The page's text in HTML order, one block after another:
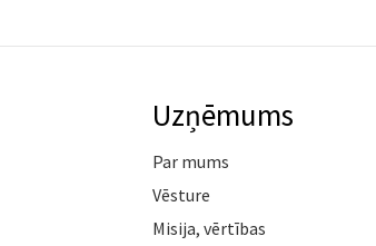
Uzņēmums
Par mums
Vēsture
Misija, vērtības